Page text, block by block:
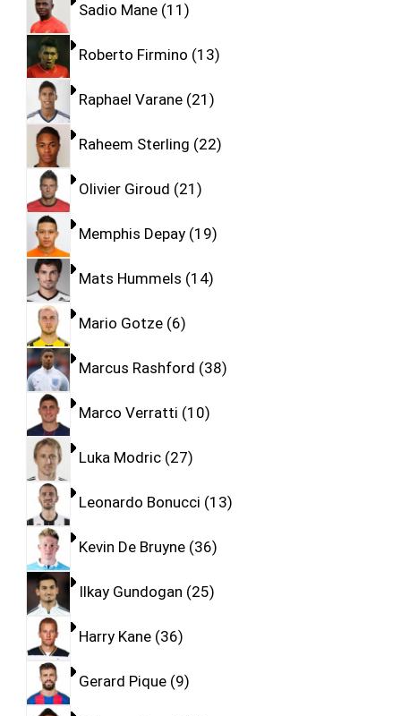
Sadio Mane 11
Roberto Firmino 13
Raphael Varane 21
Raheem Sterling 22
Olivier Giroud 21
Memphis Depay 19
Mats Hummels 14
Mario Gotze 6
Marcus Rashford 38
Marco Verratti 10
Luka Modric 27
Leonardo Bonucci 13
Kevin De Bruyne 36
Ilkay Gundogan 25
Harry Kane 36
Gerard Pique 9